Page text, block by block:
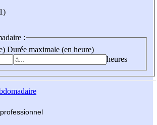
:
Durée maximale (en heure)
heures
fessionnel